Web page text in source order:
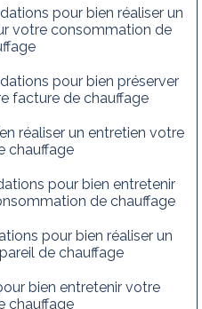
pour bien réaliser un
votre consommation de
pour bien préserver
facture de chauffage
réaliser un entretien votre
chauffage
pour bien entretenir
de chauffage
pour bien réaliser un
de chauffage
bien entretenir votre
chauffage